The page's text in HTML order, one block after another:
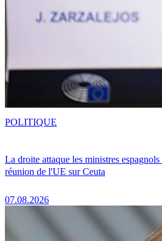
La droite attaque les ministres
réunion de l'UE sur Ceuta
07.08.2026
POLITIQUE